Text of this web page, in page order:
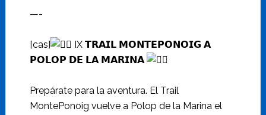
—-
[cas]
IX 𝗧𝗥𝗔𝗜𝗟 𝗠𝗢𝗡𝗧𝗘𝗣𝗢𝗡𝗢𝗜𝗚 𝗔
𝗣𝗢𝗟𝗢𝗣 𝗗𝗘 𝗟𝗔 𝗠𝗔𝗥𝗜𝗡𝗔
Prepárate para la aventura. El Trail
MontePonoig vuelve a Polop de la Marina el